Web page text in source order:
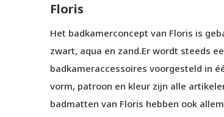
Floris
Het badkamerconcept van Floris is
zwart, aqua en zand.Er wordt steeds
badkameraccessoires voorgesteld in
vorm, patroon en kleur zijn alle
badmatten van Floris hebben ook